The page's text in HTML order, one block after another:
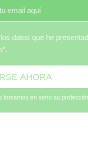
datos que he
tomamos en serio su